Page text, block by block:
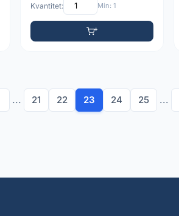
Kvantitet: Min: 1
... 21 22 23 24 25 ...